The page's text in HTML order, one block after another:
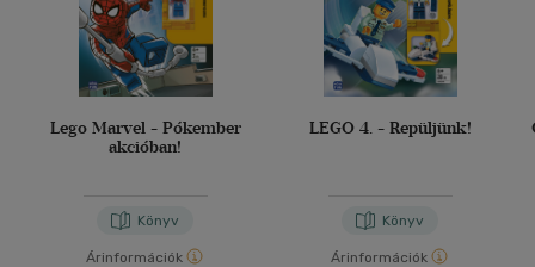
Lego Marvel - Pókember
akcióban!
Könyv
Árinformációk
LEGO 4. - Repüljünk!
Könyv
Árinformációk